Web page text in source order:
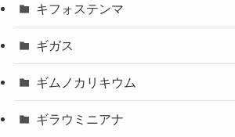
キフォステンマ
ギガス
ギムノカリキウム
ギラウミニアナ